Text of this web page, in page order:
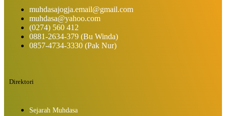
muhdasajogja.email@gmail.com
muhdasa@yahoo.com
(0274) 560 412
0881-2634-379 (Bu Winda)
0857-4734-3330 (Pak Nur)
Direktori
Sejarah Muhdasa